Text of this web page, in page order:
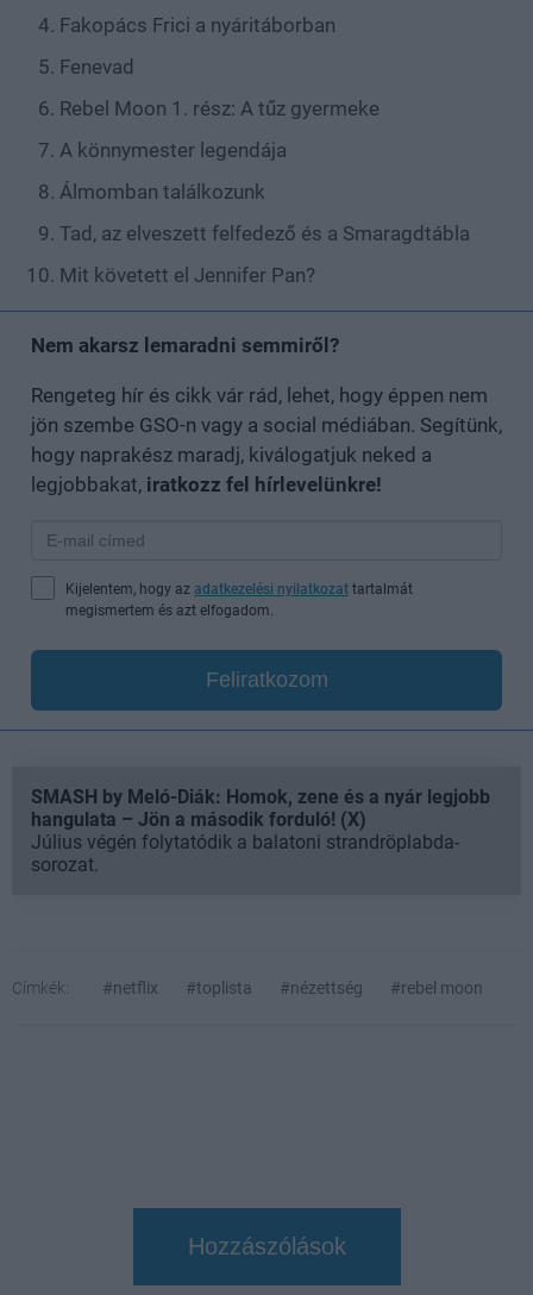
Fakopács Frici a nyáritáborban
Fenevad
Rebel Moon 1. rész: A tűz gyermeke
A könnymester legendája
Álmomban találkozunk
Tad, az elveszett felfedező és a Smaragdtábla
Mit követett el Jennifer Pan?
Nem akarsz lemaradni semmiről?
Rengeteg hír és cikk vár rád, lehet, hogy éppen nem
jön szembe GSO-n vagy a social médiában. Segítünk,
hogy naprakész maradj, kiválogatjuk neked a
legjobbakat, iratkozz fel hírlevelünkre!
Kijelentem, hogy az adatkezelési nyilatkozat tartalmát
megismertem és azt elfogadom.
Feliratkozom
SMASH by Meló-Diák: Homok, zene és a nyár legjobb
hangulata – Jön a második forduló! (X)
Július végén folytatódik a balatoni strandröplabda-
sorozat.
Címkék: #netflix #toplista #nézettség #rebel moon
Hozzászólások